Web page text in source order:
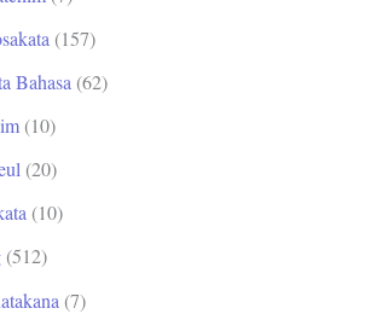
(157)
Bahasa (62)
(10)
(20)
(10)
(512)
(7)